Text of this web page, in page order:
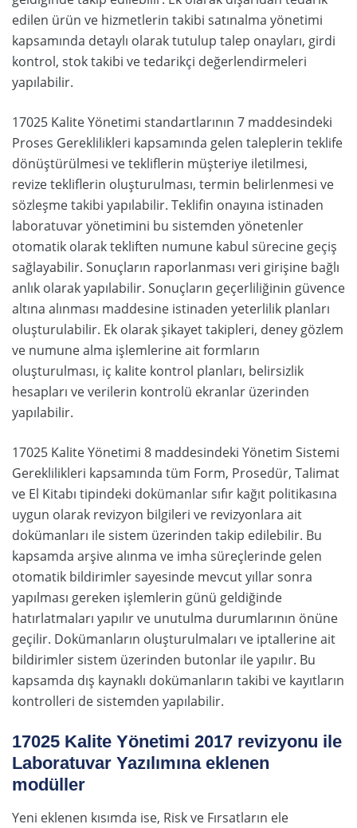
edilen ürün ve hizmetlerin takibi satınalma yönetimi
kapsamında detaylı olarak tutulup talep onayları, girdi
kontrol, stok takibi ve tedarikçi değerlendirmeleri
yapılabilir.
17025 Kalite Yönetimi standartlarının 7 maddesindeki
Proses Gereklilikleri kapsamında gelen taleplerin teklife
dönüştürülmesi ve tekliflerin müşteriye iletilmesi,
revize tekliflerin oluşturulması, termin belirlenmesi ve
sözleşme takibi yapılabilir. Teklifin onayına istinaden
laboratuvar yönetimini bu sistemden yönetenler
otomatik olarak tekliften numune kabul sürecine geçiş
sağlayabilir. Sonuçların raporlanması veri girişine bağlı
anlık olarak yapılabilir. Sonuçların geçerliliğinin güvence
altına alınması maddesine istinaden yeterlilik planları
oluşturulabilir. Ek olarak şikayet takipleri, deney gözlem
ve numune alma işlemlerine ait formların
oluşturulması, iç kalite kontrol planları, belirsizlik
hesapları ve verilerin kontrolü ekranlar üzerinden
yapılabilir.
17025 Kalite Yönetimi 8 maddesindeki Yönetim Sistemi
Gereklilikleri kapsamında tüm Form, Prosedür, Talimat
ve El Kitabı tipindeki dokümanlar sıfır kağıt politikasına
uygun olarak revizyon bilgileri ve revizyonlara ait
dokümanları ile sistem üzerinden takip edilebilir. Bu
kapsamda arşive alınma ve imha süreçlerinde gelen
otomatik bildirimler sayesinde mevcut yıllar sonra
yapılması gereken işlemlerin günü geldiğinde
hatırlatmaları yapılır ve unutulma durumlarının önüne
geçilir. Dokümanların oluşturulmaları ve iptallerine ait
bildirimler sistem üzerinden butonlar ile yapılır. Bu
kapsamda dış kaynaklı dokümanların takibi ve kayıtların
kontrolleri de sistemden yapılabilir.
17025 Kalite Yönetimi 2017 revizyonu ile
Laboratuvar Yazılımına eklenen
modüller
Yeni eklenen kısımda ise, Risk ve Fırsatların ele